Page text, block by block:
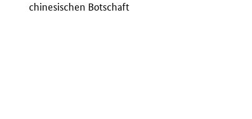
chinesischen Botschaft